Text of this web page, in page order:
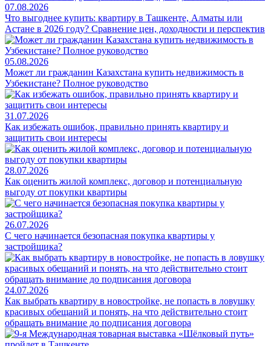
07.08.2026
Что выгоднее купить: квартиру в Ташкенте, Алматы или
Астане в 2026 году? Сравнение цен, доходности и перспектив
05.08.2026
Может ли гражданин Казахстана купить недвижимость в
Узбекистане? Полное руководство
31.07.2026
Как избежать ошибок, правильно принять квартиру и
защитить свои интересы
28.07.2026
Как оценить жилой комплекс, договор и потенциальную
выгоду от покупки квартиры
26.07.2026
С чего начинается безопасная покупка квартиры у
застройщика?
24.07.2026
Как выбрать квартиру в новостройке, не попасть в ловушку
красивых обещаний и понять, на что действительно стоит
обращать внимание до подписания договора